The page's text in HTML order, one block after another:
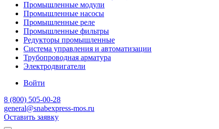
Промышленные модули
Промышленные насосы
Промышленные реле
Промышленные фильтры
Редукторы промышленные
Система управления и автоматизации
Трубопроводная арматура
Электродвигатели
Войти
8 (800) 505-00-28
general@snabexpress-mos.ru
Оставить заявку